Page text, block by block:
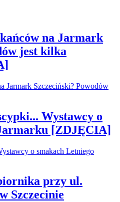
na Jarmark
jest kilka
Wystawcy o
[ZDJĘCIA]
przy ul.
Szczecinie